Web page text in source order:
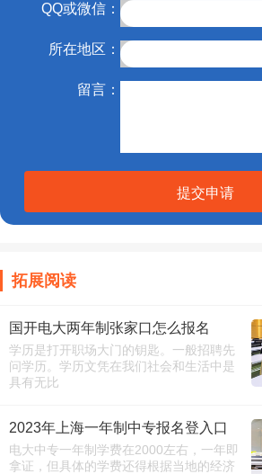
QQ或微信：
所在地区：
留言：
提交申请
拓展阅读
国开电大两年制张家口怎么报名
学历是打开职场大门的钥匙。一般招聘先
问学历。学历文凭在我们社会和生活中是
具有无比
2023年上海一年制中专报名登入口
电大中专一年制学费在2000左右，一年即
拿证，但具体的学费还得根据当地的经济